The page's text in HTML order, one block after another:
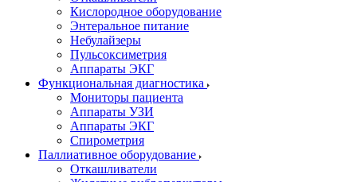
Кислородное оборудование
Энтеральное питание
Небулайзеры
Пульсоксиметрия
Аппараты ЭКГ
Функциональная диагностика
Мониторы пациента
Аппараты УЗИ
Аппараты ЭКГ
Спирометрия
Паллиативное оборудование
Откашливатели